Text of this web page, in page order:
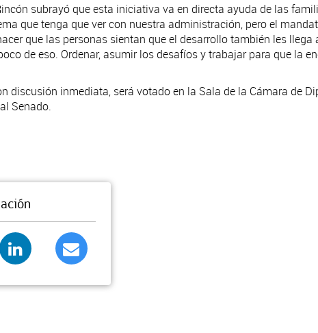
subrayó que esta iniciativa va en directa ayuda de las
que tenga que ver con nuestra administración, pero el
que las personas sientan que el desarrollo también les
de eso. Ordenar, asumir los desafíos y trabajar para que la
discusión inmediata, será votado en la Sala de la Cámara de
Senado.